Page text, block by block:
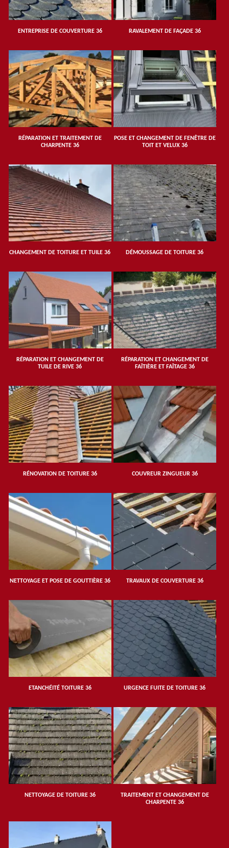
ENTREPRISE DE COUVERTURE 36 RAVALEMENT DE FAÇADE 36
RÉPARATION ET TRAITEMENT DE
CHARPENTE 36
POSE ET CHANGEMENT DE FENÊTRE DE
TOIT ET VELUX 36
CHANGEMENT DE TOITURE ET TUILE 36 DÉMOUSSAGE DE TOITURE 36
RÉPARATION ET CHANGEMENT DE
TUILE DE RIVE 36
RÉPARATION ET CHANGEMENT DE
FAÎTIÈRE ET FAÎTAGE 36
RÉNOVATION DE TOITURE 36 COUVREUR ZINGUEUR 36
NETTOYAGE ET POSE DE GOUTTIÈRE 36 TRAVAUX DE COUVERTURE 36
ETANCHÉITÉ TOITURE 36 URGENCE FUITE DE TOITURE 36
NETTOYAGE DE TOITURE 36
TRAITEMENT ET CHANGEMENT DE
CHARPENTE 36